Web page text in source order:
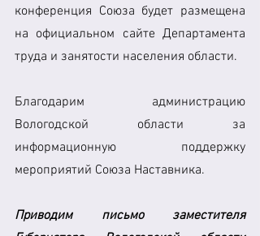
конференция Союза будет размещена
на официальном сайте Департамента
труда и занятости населения области.
Благодарим администрацию
Вологодской области за
информационную поддержку
мероприятий Союза Наставника.
Приводим письмо заместителя